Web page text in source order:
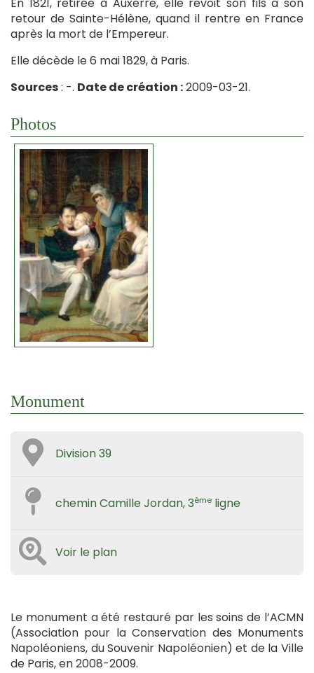
En 1821, retirée à Auxerre, elle revoit son fils à son
retour de Sainte-Hélène, quand il rentre en France
après la mort de l’Empereur.
Elle décède le 6 mai 1829, à Paris.
Sources: -. Date de création :2009-03-21.
Photos
Monument
Division 39
chemin Camille Jordan, 3ème ligne
Voir le plan
Le monument a été restauré par les soins de l’ACMN
(Association pour la Conservation des Monuments
Napoléoniens, du Souvenir Napoléonien) et de la Ville
de Paris, en 2008-2009.